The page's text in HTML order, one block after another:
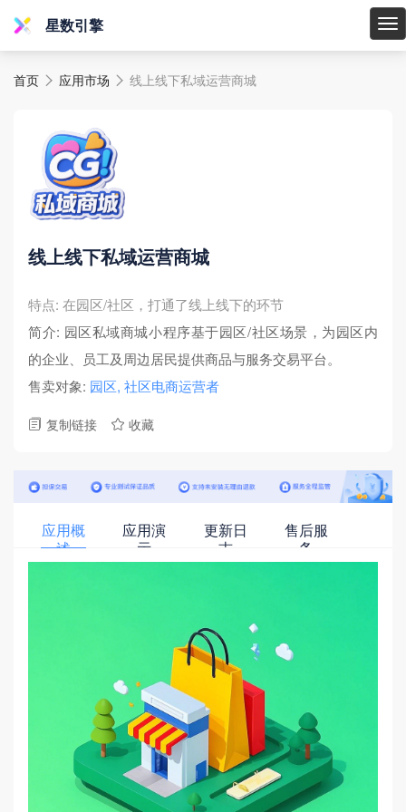
星
星数引擎
首页  应用市场  线上线下私域运营商城
线上线下私域运营商城
特点: 在园区/社区，打通了线上线下的环节
简介: 园区私域商城小程序基于园区/社区场景，为园区内
的企业、员工及周边居民提供商品与服务交易平台。
售卖对象: 园区, 社区电商运营者
 复制链接  收藏
应用概
述
应用演
示
更新日
志
售后服
务